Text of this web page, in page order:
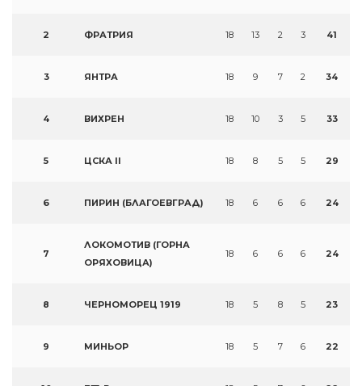
2 ФРАТРИЯ 18 13 2 3 41
3 ЯНТРА 18 9 7 2 34
4 ВИХРЕН 18 10 3 5 33
5 ЦСКА II 18 8 5 5 29
6 ПИРИН (БЛАГОЕВГРАД) 18 6 6 6 24
7
ЛОКОМОТИВ (ГОРНА
ОРЯХОВИЦА)
18 6 6 6 24
8 ЧЕРНОМОРЕЦ 1919 18 5 8 5 23
9 МИНЬОР 18 5 7 6 22